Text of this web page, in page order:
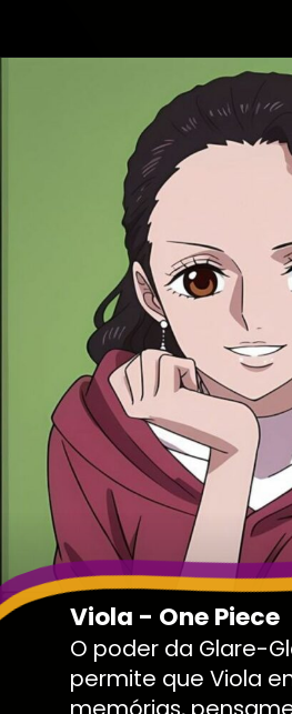
Viola - One Piece
O poder da Glare-
permite que Viola